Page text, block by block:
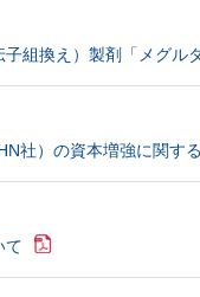
組換え）製剤「メグル
社）の資本増強に関す
て